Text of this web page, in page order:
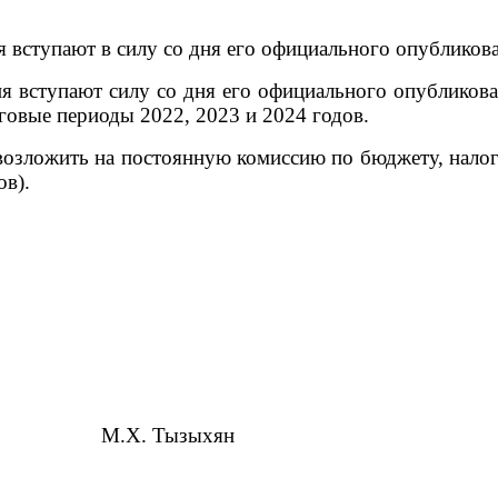
вступают в силу со дня его официального
вступают силу со дня его официального
периоды 2022, 2023 и 2024 годов.
на постоянную комиссию по бюджету,
М.Х. Тызыхян